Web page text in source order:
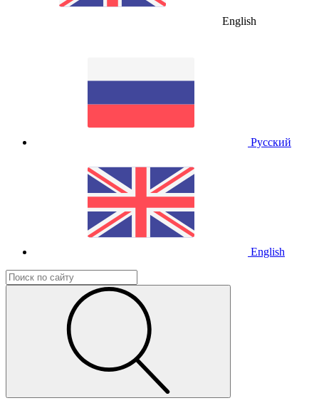
English
Русский
English